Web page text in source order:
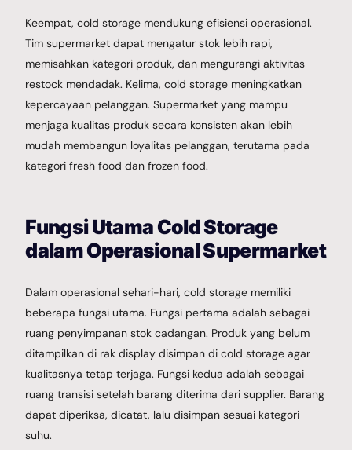
Keempat, cold storage mendukung efisiensi operasional.
Tim supermarket dapat mengatur stok lebih rapi,
memisahkan kategori produk, dan mengurangi aktivitas
restock mendadak. Kelima, cold storage meningkatkan
kepercayaan pelanggan. Supermarket yang mampu
menjaga kualitas produk secara konsisten akan lebih
mudah membangun loyalitas pelanggan, terutama pada
kategori fresh food dan frozen food.
Fungsi Utama Cold Storage
dalam Operasional Supermarket
Dalam operasional sehari-hari, cold storage memiliki
beberapa fungsi utama. Fungsi pertama adalah sebagai
ruang penyimpanan stok cadangan. Produk yang belum
ditampilkan di rak display disimpan di cold storage agar
kualitasnya tetap terjaga. Fungsi kedua adalah sebagai
ruang transisi setelah barang diterima dari supplier. Barang
dapat diperiksa, dicatat, lalu disimpan sesuai kategori
suhu.